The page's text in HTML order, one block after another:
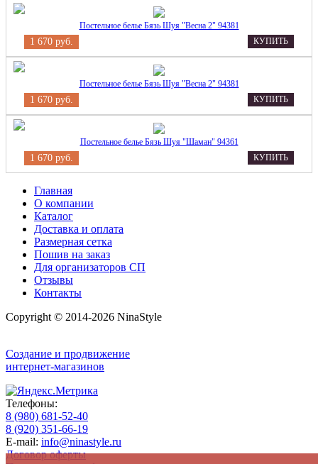
Постельное белье Бязь Шуя "Весна 2" 94381
1 670 руб. КУПИТЬ
Постельное белье Бязь Шуя "Весна 2" 94381
1 670 руб. КУПИТЬ
Постельное белье Бязь Шуя "Шаман" 94361
1 670 руб. КУПИТЬ
Главная
О компании
Каталог
Доставка и оплата
Размерная сетка
Пошив на заказ
Для организаторов СП
Отзывы
Контакты
Copyright © 2014-2026 NinaStyle
Создание и продвижение
интернет-магазинов
Телефоны:
8 (980) 681-52-40
8 (920) 351-66-19
E-mail: info@ninastyle.ru
Договор оферты